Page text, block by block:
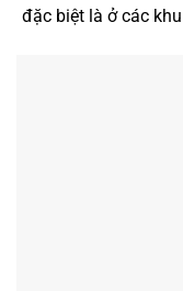
đặc biệt là ở các